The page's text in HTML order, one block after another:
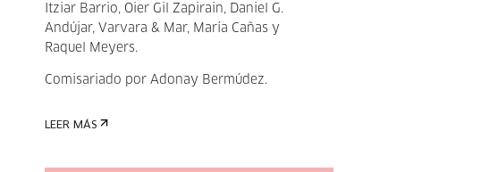
Itziar Barrio, Oier Gil Zapirain, Daniel G.
Andújar, Varvara & Mar, María Cañas y
Raquel Meyers.
Comisariado por Adonay Bermúdez.
LEER MÁS